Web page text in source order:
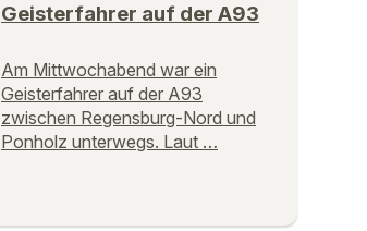
Geisterfahrer auf der A93
Am Mittwochabend war ein
Geisterfahrer auf der A93
zwischen Regensburg-Nord und
Ponholz unterwegs. Laut …